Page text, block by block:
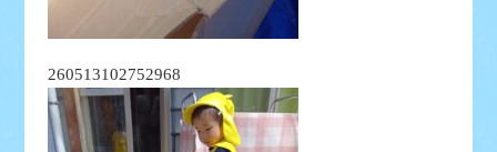
260513102752968